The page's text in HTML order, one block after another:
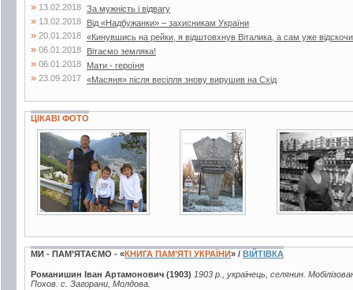
» 13.02.2018 За мужність і відвагу
» 13.02.2018 Від «Надбужанки» – захисникам України
» 20.01.2018 «Кинувшись на рейки, я відштовхнув Віталика, а сам уже
» 06.01.2018 Вітаємо земляка!
» 06.01.2018 Мати - героїня
» 23.09.2017 «Масяня» після весілля знову вирушив на Схід
ЦІКАВІ ФОТО
7 фото 13 фото 2 фото
МИ - ПАМ’ЯТАЄМО - «КНИГА ПАМ’ЯТІ УКРАЇНИ» / ВІЙТІВКА
Романишин Іван Артамонович (1903) 1903 р., українець, селянин.
Похов. с. Загорани, Молдова.